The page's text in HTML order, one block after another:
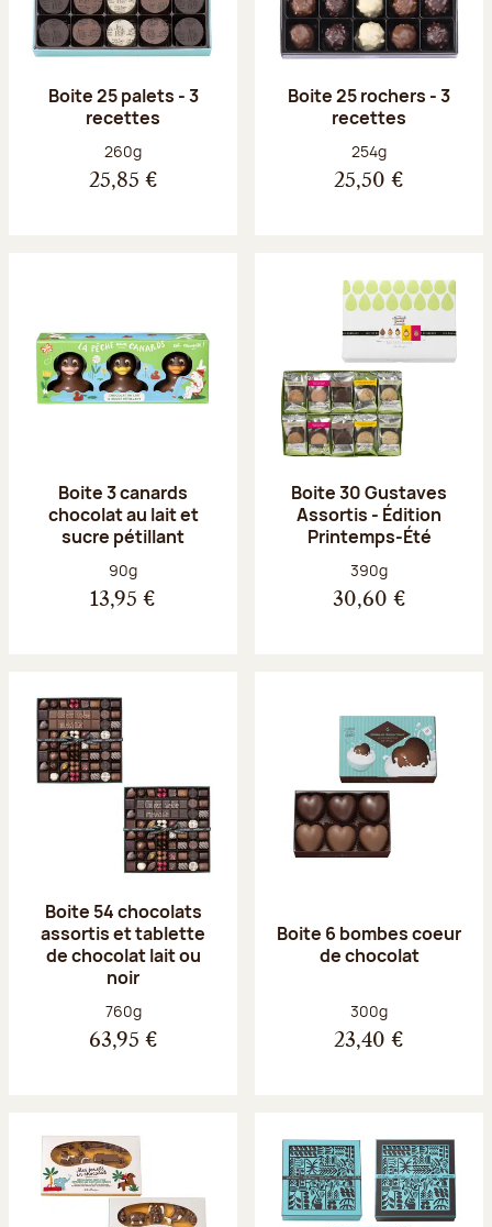
Boite 25 palets - 3
recettes
Poids net :
260g
25,85 €
Boite 25 rochers - 3
recettes
Poids net :
254g
25,50 €
Boite 3 canards
chocolat au lait et
sucre pétillant
Poids net :
90g
13,95 €
Boite 30 Gustaves
Assortis - Édition
Printemps-Été
Poids net :
390g
30,60 €
Boite 54 chocolats
assortis et tablette
de chocolat lait ou
noir
Poids net :
760g
63,95 €
Boite 6 bombes coeur
de chocolat
Poids net :
300g
23,40 €